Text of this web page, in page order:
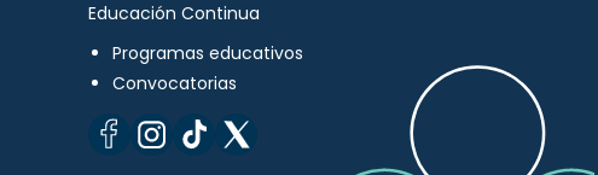
Educación Continua
Programas educativos
Convocatorias